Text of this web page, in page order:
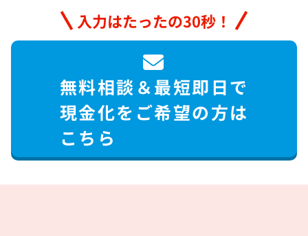
入力はたったの30秒！
無料相談＆最短即日で
現金化をご希望の方は
こちら